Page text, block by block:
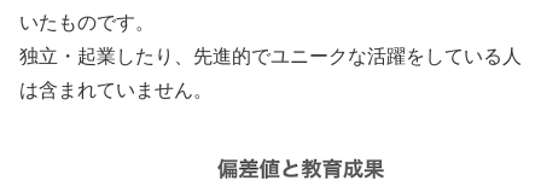
いたものです。
独立・起業したり、先進的でユニークな活躍をしている人
は含まれていません。